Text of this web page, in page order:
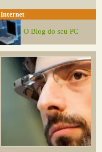
Internet
O Blog do seu PC